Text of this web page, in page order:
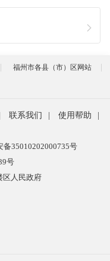
福州市各县（市）区网站
联系我们 使用帮助
备35010202000735号
号
区人民政府